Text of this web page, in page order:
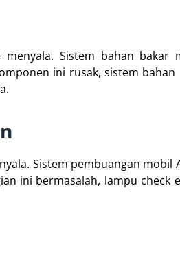
Sistem bahan bakar
ini rusak, sistem bahan
Sistem pembuangan mobil
ini bermasalah, lampu check